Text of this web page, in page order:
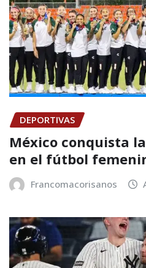
DEPORTIVAS
México conquista
en el fútbol
Francomacorisanos